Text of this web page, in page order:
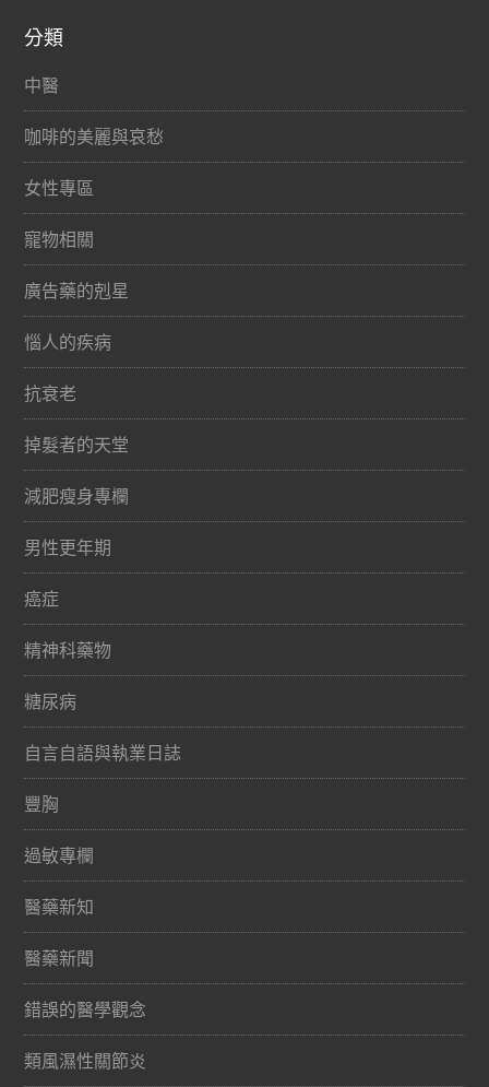
分類
中醫
咖啡的美麗與哀愁
女性專區
寵物相關
廣告藥的剋星
惱人的疾病
抗衰老
掉髮者的天堂
減肥瘦身專欄
男性更年期
癌症
精神科藥物
糖尿病
自言自語與執業日誌
豐胸
過敏專欄
醫藥新知
醫藥新聞
錯誤的醫學觀念
類風濕性關節炎